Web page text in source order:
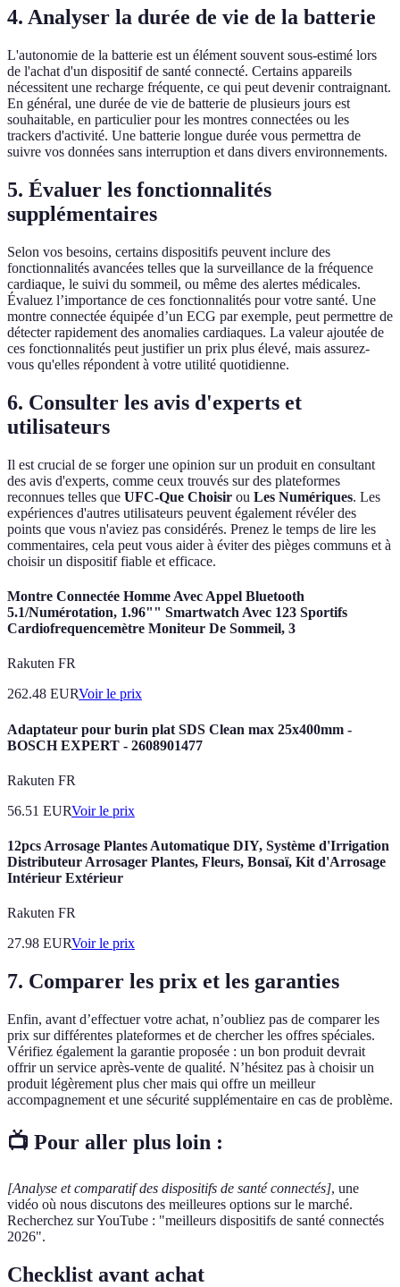
4. Analyser la durée de vie de la batterie
L'autonomie de la batterie est un élément souvent sous-estimé lors
de l'achat d'un dispositif de santé connecté. Certains appareils
nécessitent une recharge fréquente, ce qui peut devenir contraignant.
En général, une durée de vie de batterie de plusieurs jours est
souhaitable, en particulier pour les montres connectées ou les
trackers d'activité. Une batterie longue durée vous permettra de
suivre vos données sans interruption et dans divers environnements.
5. Évaluer les fonctionnalités
supplémentaires
Selon vos besoins, certains dispositifs peuvent inclure des
fonctionnalités avancées telles que la surveillance de la fréquence
cardiaque, le suivi du sommeil, ou même des alertes médicales.
Évaluez l’importance de ces fonctionnalités pour votre santé. Une
montre connectée équipée d’un ECG par exemple, peut permettre de
détecter rapidement des anomalies cardiaques. La valeur ajoutée de
ces fonctionnalités peut justifier un prix plus élevé, mais assurez-
vous qu'elles répondent à votre utilité quotidienne.
6. Consulter les avis d'experts et
utilisateurs
Il est crucial de se forger une opinion sur un produit en consultant
des avis d'experts, comme ceux trouvés sur des plateformes
reconnues telles que UFC-Que Choisir ou Les Numériques. Les
expériences d'autres utilisateurs peuvent également révéler des
points que vous n'aviez pas considérés. Prenez le temps de lire les
commentaires, cela peut vous aider à éviter des pièges communs et à
choisir un dispositif fiable et efficace.
Montre Connectée Homme Avec Appel Bluetooth
5.1/Numérotation, 1.96"" Smartwatch Avec 123 Sportifs
Cardiofrequencemètre Moniteur De Sommeil, 3
Rakuten FR
262.48 EURVoir le prix
Adaptateur pour burin plat SDS Clean max 25x400mm -
BOSCH EXPERT - 2608901477
Rakuten FR
56.51 EURVoir le prix
12pcs Arrosage Plantes Automatique DIY, Système d'Irrigation
Distributeur Arrosager Plantes, Fleurs, Bonsaï, Kit d'Arrosage
Intérieur Extérieur
Rakuten FR
27.98 EURVoir le prix
7. Comparer les prix et les garanties
Enfin, avant d’effectuer votre achat, n’oubliez pas de comparer les
prix sur différentes plateformes et de chercher les offres spéciales.
Vérifiez également la garantie proposée : un bon produit devrait
offrir un service après-vente de qualité. N’hésitez pas à choisir un
produit légèrement plus cher mais qui offre un meilleur
accompagnement et une sécurité supplémentaire en cas de problème.
📺 Pour aller plus loin :
[Analyse et comparatif des dispositifs de santé connectés], une
vidéo où nous discutons des meilleures options sur le marché.
Recherchez sur YouTube : "meilleurs dispositifs de santé connectés
2026".
Checklist avant achat